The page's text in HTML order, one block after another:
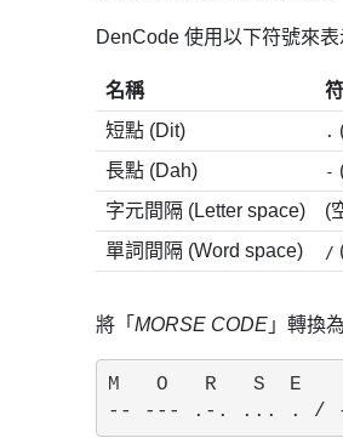
DenCode 使用以下符號來表
名稱
短點 (Dit)
.
長點 (Dah)
-
字元間隔 (Letter space)
(
單詞間隔 (Word space)
/
將「MORSE CODE 」轉換
M   O   R   S  E